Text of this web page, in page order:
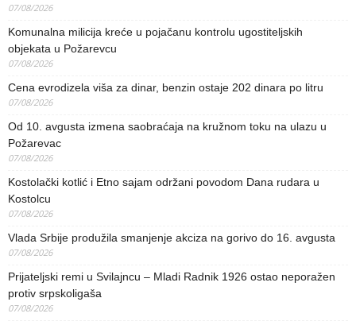
07/08/2026
Komunalna milicija kreće u pojačanu kontrolu ugostiteljskih
objekata u Požarevcu
07/08/2026
Cena evrodizela viša za dinar, benzin ostaje 202 dinara po litru
07/08/2026
Od 10. avgusta izmena saobraćaja na kružnom toku na ulazu u
Požarevac
07/08/2026
Kostolački kotlić i Etno sajam održani povodom Dana rudara u
Kostolcu
07/08/2026
Vlada Srbije produžila smanjenje akciza na gorivo do 16. avgusta
07/08/2026
Prijateljski remi u Svilajncu – Mladi Radnik 1926 ostao neporažen
protiv srpskoligaša
07/08/2026